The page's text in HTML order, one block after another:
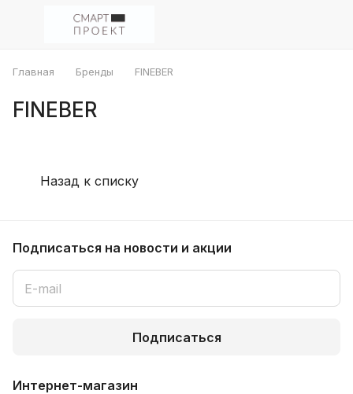
Главная Бренды FINEBER
FINEBER
Назад к списку
Подписаться на новости и акции
Подписаться
Интернет-магазин